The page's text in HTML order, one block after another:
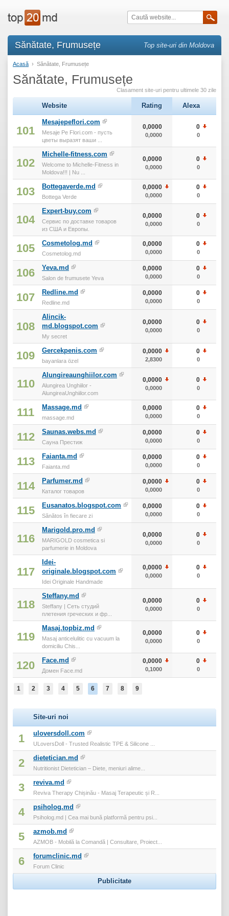
Sănătate, Frumusețe Top site-uri din Moldova
Acasă › Sănătate, Frumusețe
Sănătate, Frumusețe
Clasament site-uri pentru ultimele 30 zile
Website Rating Alexa
101
Mesajepeflori.com
Mesaje Pe Flori.com - пусть
цветы выразят ваши ...
0,0000
0,0000
0
0
102
Michelle-fitness.com
Welcome to Michelle-Fitness in
Moldova!!! | Nu ...
0,0000
0,0000
0
0
103 Bottegaverde.md
Bottega Verde
0,0000
0,0000
0
0
104
Expert-buy.com
Сервис по доставке товаров
из США и Европы.
0,0000
0,0000
0
0
105 Cosmetolog.md
Cosmetolog.md
0,0000
0,0000
0
0
106 Yeva.md
Salon de frumusete Yeva
0,0000
0,0000
0
0
107 Redline.md
Redline.md
0,0000
0,0000
0
0
108
Alincik-
md.blogspot.com
My secret
0,0000
0,0000
0
0
109 Gercekpenis.com
bayanlara özel
0,0000
2,8300
0
0
110
Alungireaunghiilor.com
Alungirea Unghiilor -
AlungireaUnghiilor.com
0,0000
0,0000
0
0
111 Massage.md
massage.md
0,0000
0,0000
0
0
112 Saunas.webs.md
Сауна Престиж
0,0000
0,0000
0
0
113 Faianta.md
Faianta.md
0,0000
0,0000
0
0
114 Parfumer.md
Каталог товаров
0,0000
0,0000
0
0
115 Eusanatos.blogspot.com
Sănătos în fiecare zi
0,0000
0,0000
0
0
116
Marigold.pro.md
MARIGOLD cosmetica si
parfumerie in Moldova
0,0000
0,0000
0
0
117
Idei-
originale.blogspot.com
Idei Originale Handmade
0,0000
0,0000
0
0
118
Steffany.md
Steffany | Сеть студий
плетения греческих и фр...
0,0000
0,0000
0
0
119
Masaj.topbiz.md
Masaj anticelulitic cu vacuum la
domiciliu Chis...
0,0000
0,0000
0
0
120 Face.md
Домен Face.md
0,0000
0,1000
0
0
1 2 3 4 5 6 7 8 9
Site-uri noi
1 uloversdoll.com
ULoversDoll - Trusted Realistic TPE & Silicone ...
2 dietetician.md
Nutritionist Dietetician – Diete, meniuri alime...
3 reviva.md
Reviva Therapy Chișinău - Masaj Terapeutic și R...
4 psiholog.md
Psiholog.md | Cea mai bună platformă pentru psi...
5 azmob.md
AZMOB - Mobilă la Comandă | Consultare, Proiect...
6 forumclinic.md
Forum Clinic
Publicitate